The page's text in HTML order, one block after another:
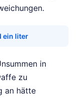
ein liter
in
zu
an hätte